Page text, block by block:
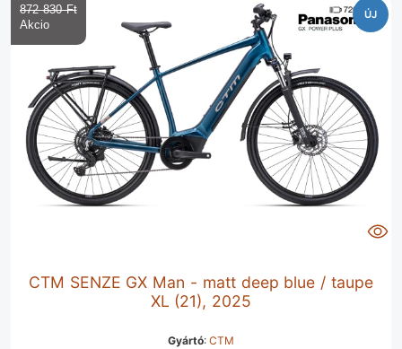
ÚJ
CTM SENZE GX Man - matt deep blue / taupe
XL (21), 2025
Gyártó:CTM
872 830 Ft‎